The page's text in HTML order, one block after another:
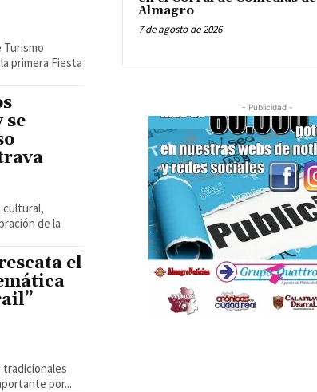
Turismo
primera Fiesta
se
cultural,
de la
el
tradicionales
por...
Almagro
7 de agosto de 2026
- Publicidad -